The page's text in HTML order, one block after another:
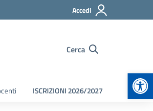
Accedi
Cerca
ISCRIZIONI 2026/2027